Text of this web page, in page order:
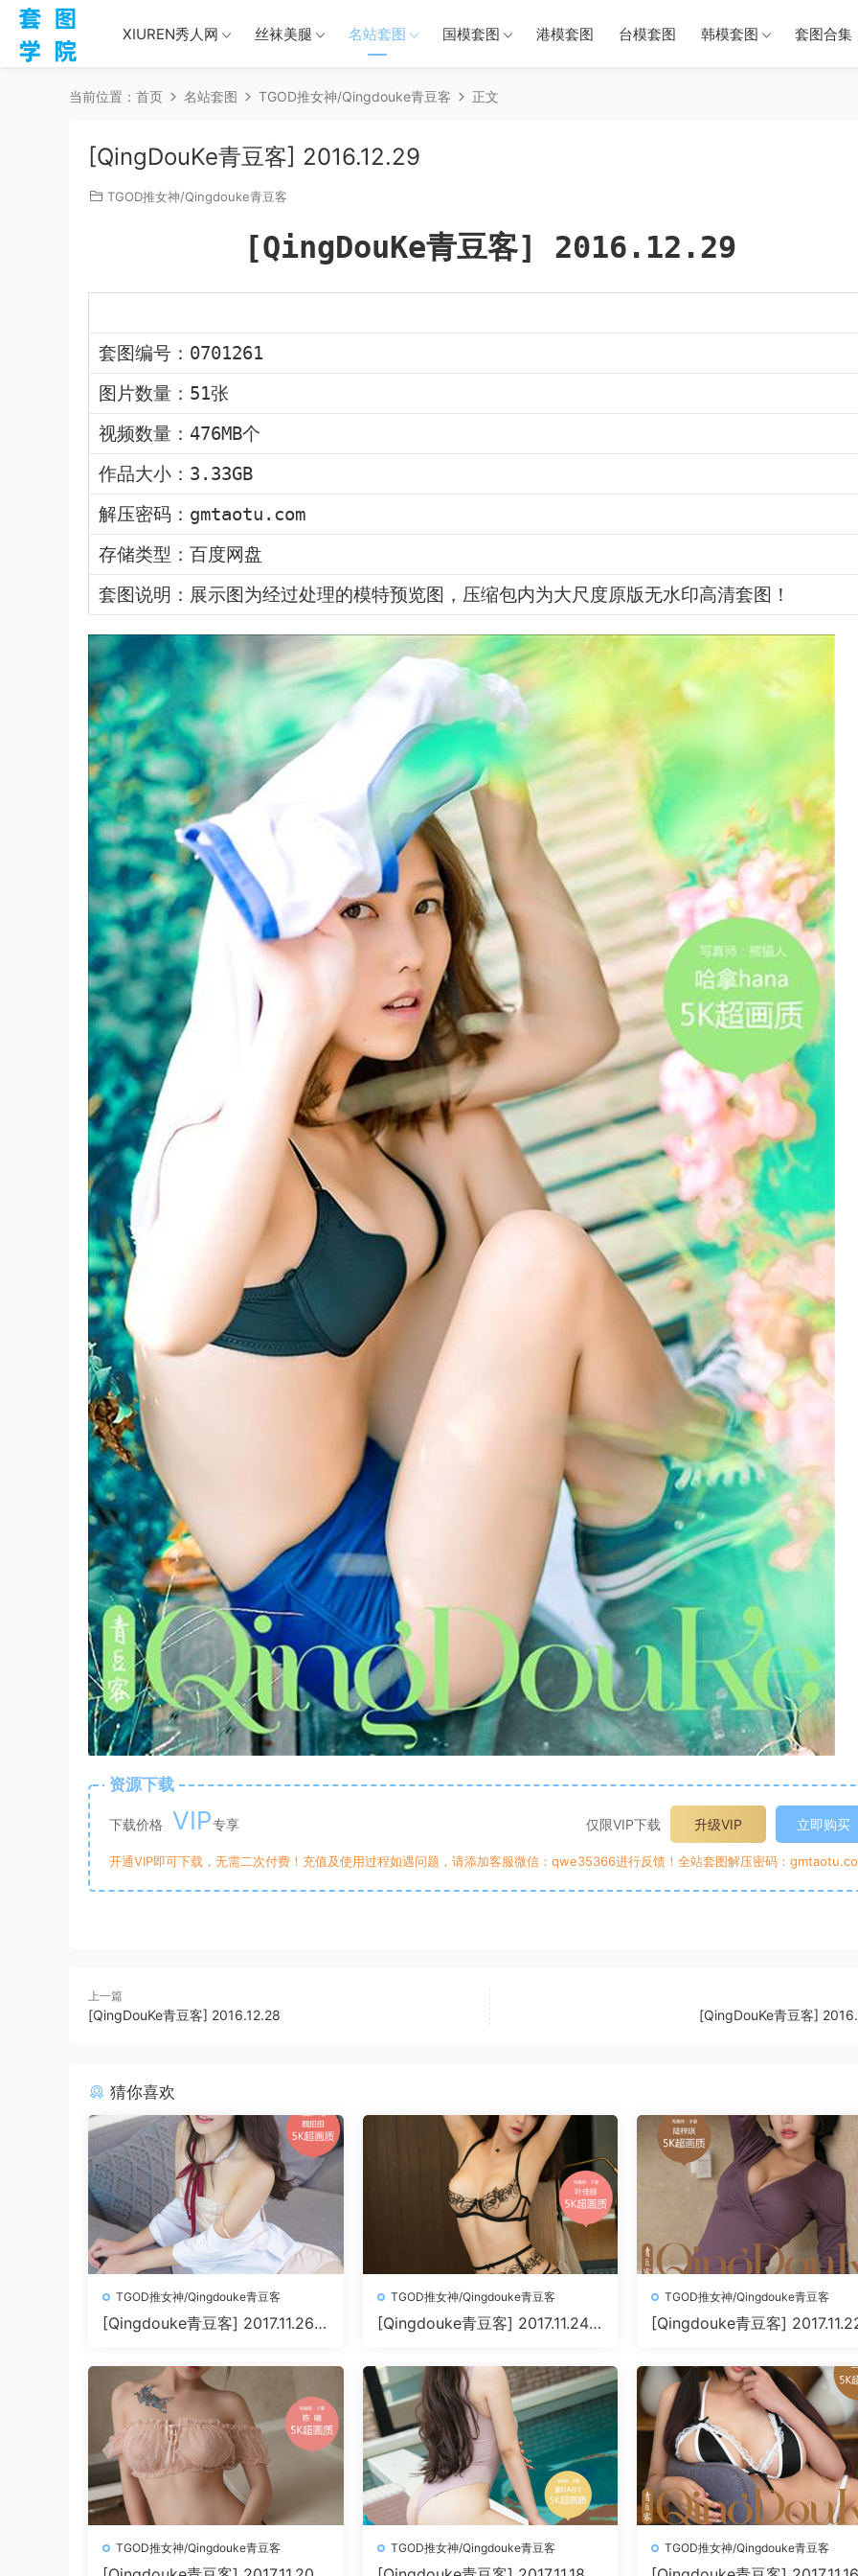
XIUREN秀人网 丝袜美腿 名站套图 国模套图 港模套图 台模套图 韩模套图 套图合集
当前位置： 首页 名站套图 TGOD推女神/Qingdouke青豆客 正文
[QingDouKe青豆客] 2016.12.29
TGOD推女神/Qingdouke青豆客
[QingDouKe青豆客] 2016.12.29
套图编号：0701261
图片数量：51张
视频数量：476MB个
作品大小：3.33GB
解压密码：gmtaotu.com
存储类型：百度网盘
套图说明：展示图为经过处理的模特预览图，压缩包内为大尺度原版无水印高清套图！
资源下载
下载价格 VIP专享 仅限VIP下载 升级VIP 立即购买
开通VIP即可下载，无需二次付费！充值及使用过程如遇问题，请添加客服微信：qwe35366进行反馈！全站套图解压密码：
上一篇
[QingDouKe青豆客] 2016.12.28 [QingDouKe青豆客]
猜你喜欢
TGOD推女神/Qingdouke青豆客
[Qingdouke青豆客] 2017.11.26
TGOD推女神/Qingdouke青豆客
[Qingdouke青豆客] 2017.11.24
TGOD推女神/Qingdouke青豆客
[Qingdouke青豆客]
TGOD推女神/Qingdouke青豆客 TGOD推女神/Qingdouke青豆客 TGOD推女神/Qingdouke青豆客